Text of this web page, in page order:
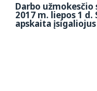
Darbo
2017 m. liepos 1
apskaita